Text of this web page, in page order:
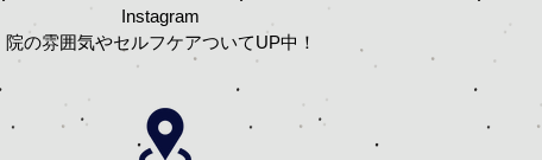
Instagram
院の雰囲気やセルフケアついてUP中！